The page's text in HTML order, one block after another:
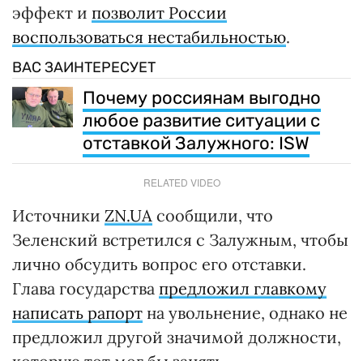
эффект и позволит России
воспользоваться нестабильностью.
ВАС ЗАИНТЕРЕСУЕТ
Почему россиянам выгодно
любое развитие ситуации с
отставкой Залужного: ISW
RELATED VIDEO
Источники ZN.UA сообщили, что
Зеленский встретился с Залужным, чтобы
лично обсудить вопрос его отставки.
Глава государства предложил главкому
написать рапорт на увольнение, однако не
предложил другой значимой должности,